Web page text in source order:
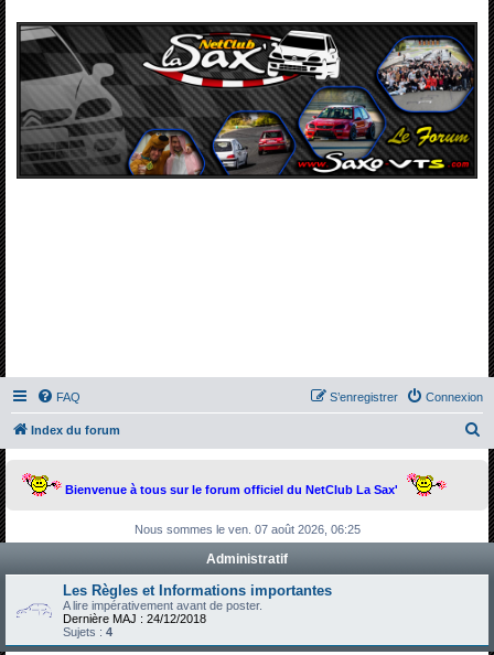
FAQ Connexion
S’enregistrer
Index du forum
Bienvenue à tous sur le forum officiel du NetClub La Sax'
Nous sommes le ven. 07 août 2026, 06:25
Administratif
Les Règles et Informations importantes
A lire impérativement avant de poster.
Dernière MAJ : 24/12/2018
Sujets : 4